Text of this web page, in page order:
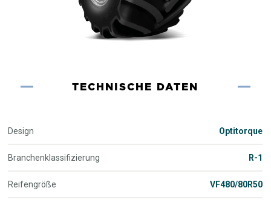
TECHNISCHE DATEN
Design Optitorque
Branchenklassifizierung R-1
Reifengröße VF480/80R50